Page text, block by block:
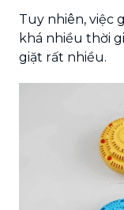
Tuy nhiên, việc
khá nhiều thời
giặt rất nhiều.